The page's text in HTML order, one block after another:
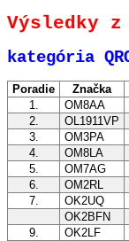
Výsledky z
kategória
Poradie Značka
1.
OM8AA
2.
OL1911VP
3.
OM3PA
4.
OM8LA
5.
OM7AG
6.
OM2RL
7.
OK2UQ
OK2BFN
9.
OK2LF